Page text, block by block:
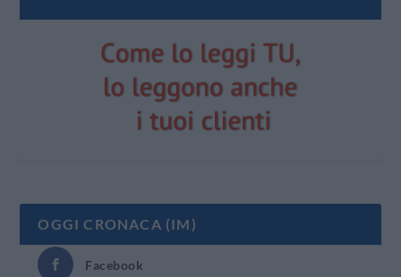
OGGI CRONACA (IM)
Facebook